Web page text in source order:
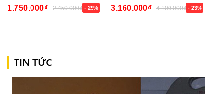
1.750.000₫ 2.450.000₫ - 29% 3.160.000₫ 4.100.000₫ - 23%
TIN TỨC